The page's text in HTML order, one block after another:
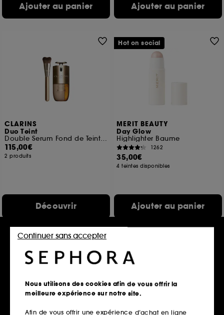
Ajouter au panier Ajouter au panier
CLARINS
Duo Teint
Double Serum Fond de Teint et Pinceau Fond de Teint inspiré du Gua Sha
115,00€
2 produits
Découvrir
MERIT BEAUTY
Day Glow
Highlighter Baume
1262
35,00€
4 teintes disponibles
Ajouter au panier
Hot on social
Nous utilisons des cookies afin de vous offrir la
meilleure expérience sur notre site.
Afin de vous offrir une expérience d’achat en ligne
Continuer sans accepter